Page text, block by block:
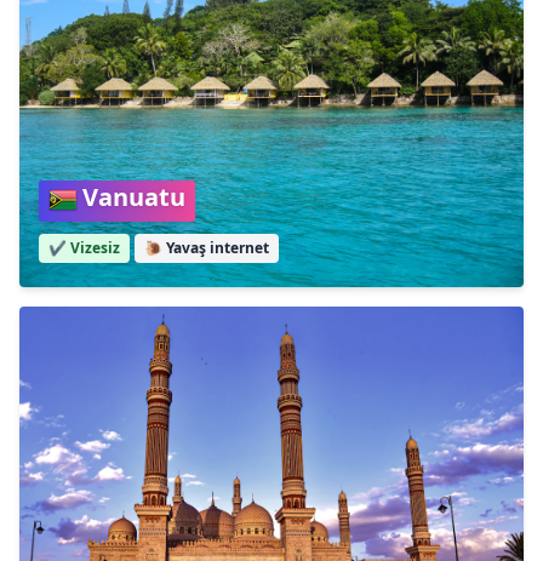
Vanuatu
✔️ Vizesiz 🐌 Yavaş internet